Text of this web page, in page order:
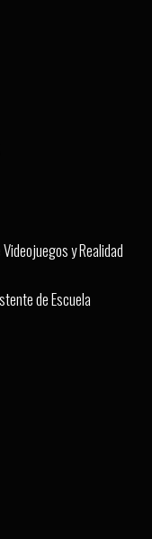
y Realidad
de Escuela